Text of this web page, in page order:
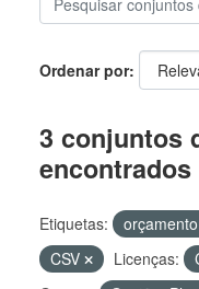
Ordenar por
3 conjuntos
encontrados
Etiquetas: orçamento
CSV
Licenças: